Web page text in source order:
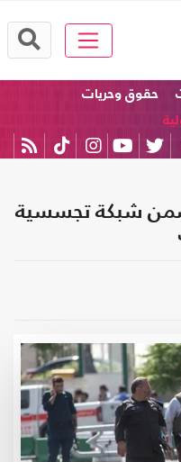
حقوق وحريات
أشخاص ضمن شبكة تجسسية